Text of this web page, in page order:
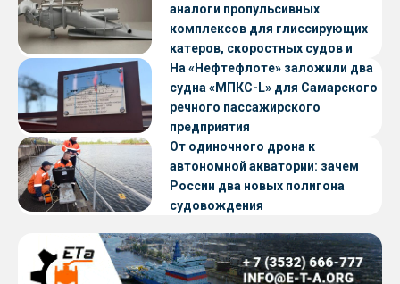
аналоги пропульсивных
комплексов для глиссирующих
катеров, скоростных судов и
судов с малой осадкой
На «Нефтефлоте» заложили два
судна «МПКС-L» для Самарского
речного пассажирского
предприятия
От одиночного дрона к
автономной акватории: зачем
России два новых полигона
судовождения